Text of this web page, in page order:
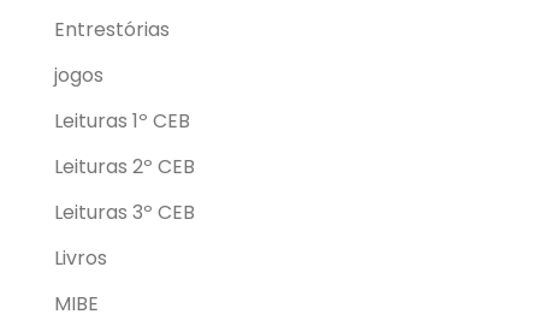
Entrestórias
jogos
Leituras 1º CEB
Leituras 2º CEB
Leituras 3º CEB
Livros
MIBE